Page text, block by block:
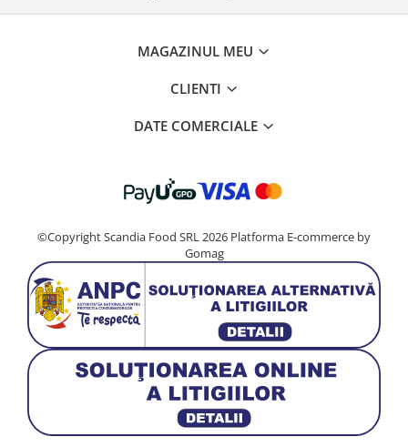
MAGAZINUL MEU
CLIENTI
DATE COMERCIALE
©Copyright Scandia Food SRL 2026 Platforma E-commerce by
Gomag